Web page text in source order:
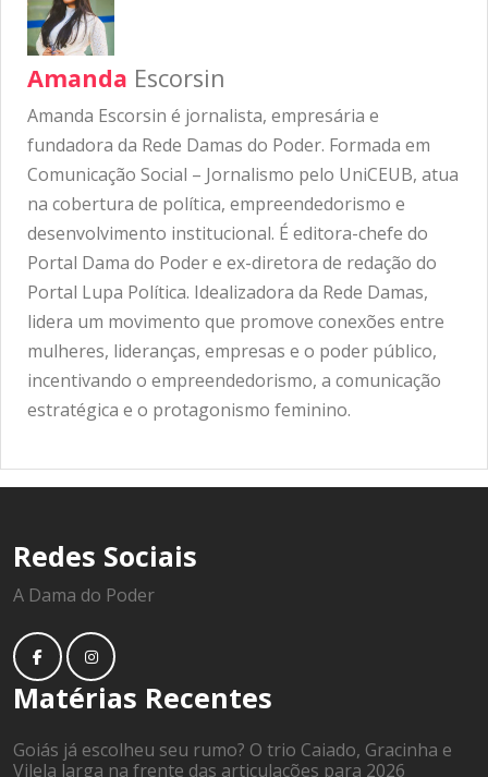
Amanda Escorsin
Amanda Escorsin é jornalista, empresária e
fundadora da Rede Damas do Poder. Formada em
Comunicação Social – Jornalismo pelo UniCEUB, atua
na cobertura de política, empreendedorismo e
desenvolvimento institucional. É editora-chefe do
Portal Dama do Poder e ex-diretora de redação do
Portal Lupa Política. Idealizadora da Rede Damas,
lidera um movimento que promove conexões entre
mulheres, lideranças, empresas e o poder público,
incentivando o empreendedorismo, a comunicação
estratégica e o protagonismo feminino.
Redes Sociais
A Dama do Poder
Matérias Recentes
Goiás já escolheu seu rumo? O trio Caiado, Gracinha e
Vilela larga na frente das articulações para 2026